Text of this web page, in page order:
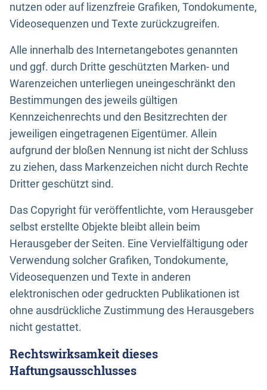
nutzen oder auf lizenzfreie Grafiken, Tondokumente,
Videosequenzen und Texte zurückzugreifen.
Alle innerhalb des Internetangebotes genannten
und ggf. durch Dritte geschützten Marken- und
Warenzeichen unterliegen uneingeschränkt den
Bestimmungen des jeweils gültigen
Kennzeichenrechts und den Besitzrechten der
jeweiligen eingetragenen Eigentümer. Allein
aufgrund der bloßen Nennung ist nicht der Schluss
zu ziehen, dass Markenzeichen nicht durch Rechte
Dritter geschützt sind.
Das Copyright für veröffentlichte, vom Herausgeber
selbst erstellte Objekte bleibt allein beim
Herausgeber der Seiten. Eine Vervielfältigung oder
Verwendung solcher Grafiken, Tondokumente,
Videosequenzen und Texte in anderen
elektronischen oder gedruckten Publikationen ist
ohne ausdrückliche Zustimmung des Herausgebers
nicht gestattet.
Rechtswirksamkeit dieses
Haftungsausschlusses